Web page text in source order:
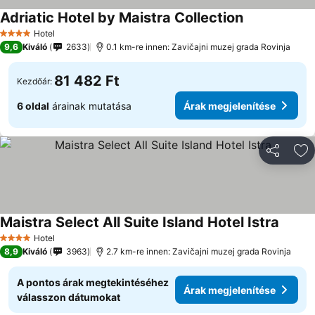
4 KategóriaHotel
Adriatic Hotel by Maistra CollectionÁrak
9,6 Kiváló 2633 0.1 km-re innen: Zavičajni muzej grada Rovinja
Kezdőár: 81 482 Ft
6 oldal árainak mutatása Árak megjelenítése
4 KategóriaHotel
Maistra Select All Suite Island Hotel Istra
8,9 Kiváló 3963 2.7 km-re innen: Zavičajni muzej grada Rovinja
A pontos árak megtekintéséhez
válasszon dátumokat
Árak megjelenítése